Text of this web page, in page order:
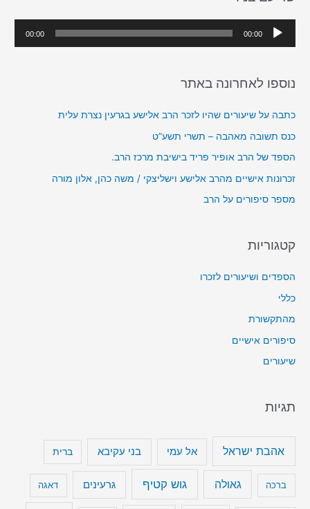
h
ג
א
ד
י
ו
00:00
00:00
נוספו לאחרונה באתר
כתבה על שיעורים שהיו לזכר הרב אלישע בגרעין נצרת עלית
כנס תשובה מאהבה – תשרי תשע”ט
הספד של הרב אופיר פריד בישיבת מרכז הרב.
זכרונות אישיים מהרב אלישע וישליצקי / משה כהן, אלון מורה
מספר סיפורים על הרב
קטגוריות
הספדים ושיעורים לזכרו
כללי
מהתקשורת
סיפורים אישיים
שיעורים
תגיות
אהבת ישראל אל עמי בני עקיבא ברית
ברכה גאולה גוש קטיף גרעינים דאגה